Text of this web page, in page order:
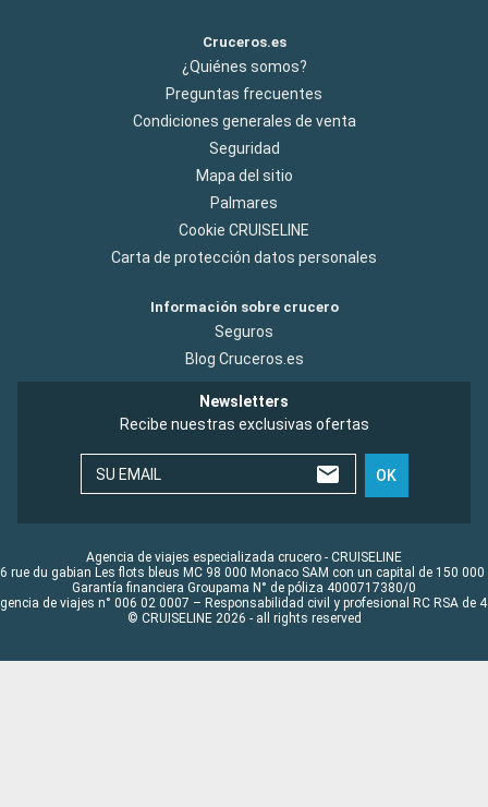
Cruceros.es
¿Quiénes somos?
Preguntas frecuentes
Condiciones generales de venta
Seguridad
Mapa del sitio
Palmares
Cookie CRUISELINE
Carta de protección datos personales
Información sobre crucero
Seguros
Blog Cruceros.es
Newsletters
Recibe nuestras exclusivas ofertas
SU EMAIL OK
Agencia de viajes especializada crucero - CRUISELINE
rue du gabian Les flots bleus MC 98 000 Monaco SAM con un capital de 150 000
Garantía financiera Groupama N° de póliza 4000717380/0
de viajes n° 006 02 0007 – Responsabilidad civil y profesional RC RSA de
© CRUISELINE 2026 - all rights reserved